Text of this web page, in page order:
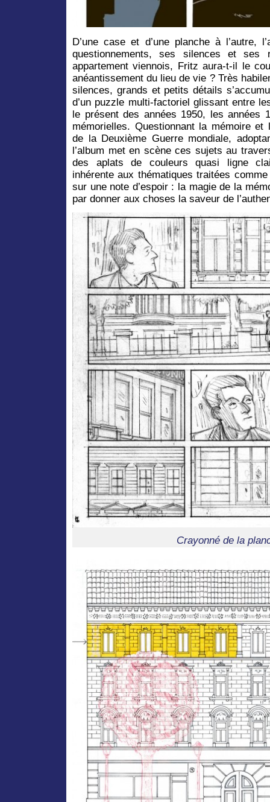
D’une case et d’une planche à l’autre,
questionnements, ses silences et
appartement viennois, Fritz aura-t-il le
anéantissement du lieu de vie ? Très
silences, grands et petits détails
d’un puzzle multi-factoriel glissant entre
le présent des années 1950, les années
mémorielles. Questionnant la mémoire et
de la Deuxième Guerre mondiale,
l’album met en scène ces sujets au
des aplats de couleurs quasi ligne
inhérente aux thématiques traitées
sur une note d’espoir : la magie de la
par donner aux choses la saveur de
Crayonné de la